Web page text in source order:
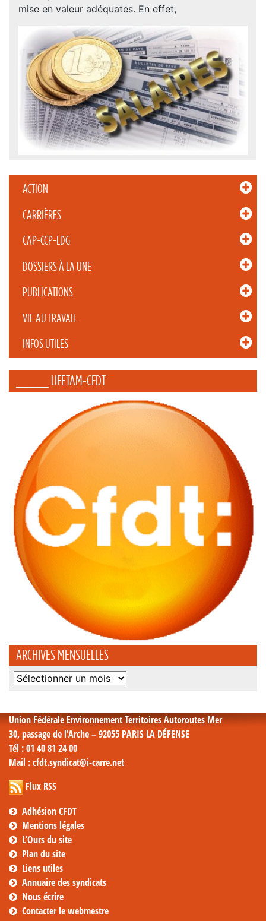
ACTION
CARRIÈRES
CAP-CCP-LDG
DOSSIERS À LA UNE
PUBLICATIONS
VIE AU TRAVAIL
INFOS UTILES
_____ UFETAM-CFDT
ARCHIVES MENSUELLES
Archives
mise en valeur adéquates. En effet,
Union Fédérale Environnement Territoires Autoroutes Mer
30, passage de l’Arche – 92055 PARIS LA DÉFENSE
Tél : 01 40 81 24 00
Mail : cfdt.syndicat@i-carre.net
Flux RSS
Adhésion CFDT
Mentions légales
L’Ours du site
Plan du site
Liens utiles
Annuaire des syndicats
Nous écrire
Contacter le webmestre